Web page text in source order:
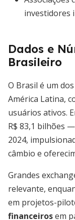
investidores
Dados e
Brasileiro
O Brasil é um
América Latina,
usuários ativos.
R$ 83,1 bilhões
2024,
câmbio e
Grandes
relevante,
em projetos-
financeirosem